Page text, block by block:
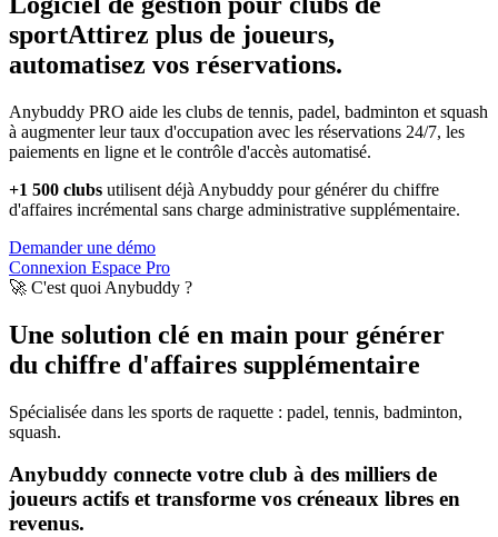
sportAttirez plus de joueurs,
automatisez vos réservations.
Anybuddy PRO aide les clubs de tennis, padel, badminton et squash
à augmenter leur taux d'occupation avec les réservations 24/7, les
paiements en ligne et le contrôle d'accès automatisé.
+1 500 clubs utilisent déjà Anybuddy pour générer du chiffre
d'affaires incrémental sans charge administrative supplémentaire.
Demander une démo
Connexion Espace Pro
🚀 C'est quoi Anybuddy ?
Une solution clé en main pour générer
du chiffre d'affaires supplémentaire
Spécialisée dans les sports de raquette : padel, tennis, badminton,
squash.
Anybuddy connecte votre club à des milliers de
joueurs actifs et transforme vos créneaux libres en
revenus.